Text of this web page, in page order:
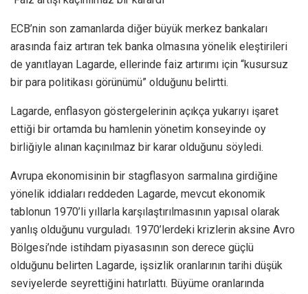
ECB’nin son zamanlarda diğer büyük merkez bankaları
arasında faiz artıran tek banka olmasına yönelik eleştirileri
de yanıtlayan Lagarde, ellerinde faiz artırımı için “kusursuz
bir para politikası görünümü” olduğunu belirtti.
Lagarde, enflasyon göstergelerinin açıkça yukarıyı işaret
ettiği bir ortamda bu hamlenin yönetim konseyinde oy
birliğiyle alınan kaçınılmaz bir karar olduğunu söyledi.
Avrupa ekonomisinin bir stagflasyon sarmalına girdiğine
yönelik iddiaları reddeden Lagarde, mevcut ekonomik
tablonun 1970’li yıllarla karşılaştırılmasının yapısal olarak
yanlış olduğunu vurguladı. 1970’lerdeki krizlerin aksine Avro
Bölgesi’nde istihdam piyasasının son derece güçlü
olduğunu belirten Lagarde, işsizlik oranlarının tarihi düşük
seviyelerde seyrettiğini hatırlattı. Büyüme oranlarında